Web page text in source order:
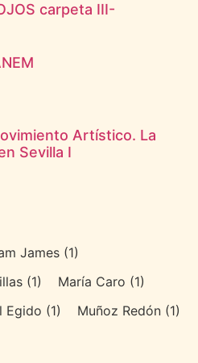
carpeta III-
Artístico. La
Sevilla I
James (1)
(1) María Caro (1)
Egido (1) Muñoz Redón (1)